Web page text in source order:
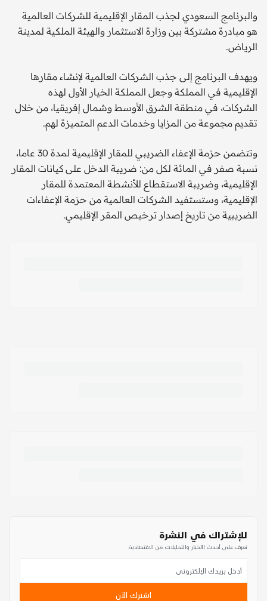
والبرنامج السعودي لجذب المقار الإقليمية للشركات العالمية
هو مبادرة مشتركة بين وزارة الاستثمار والهيئة الملكية لمدينة
الرياض.
ويهدف البرنامج إلى جذب الشركات العالمية لإنشاء مقارها
الإقليمية في المملكة وجعل المملكة الخيار الأول لهذه
الشركات، في منطقة الشرق الأوسط وشمال إفريقيا، من خلال
تقديم مجموعة من المزايا وخدمات الدعم المتميزة لهم.
وتتضمن حزمة الإعفاء الضريبي للمقار الإقليمية لمدة 30 عاما،
نسبة صفر في المائة لكل من: ضريبة الدخل على كيانات المقار
الإقليمية، وضريبة الاستقطاع للأنشطة المعتمدة للمقار
الإقليمية، وستستفيد الشركات العالمية من حزمة الإعفاءات
الضريبية من تاريخ إصدار ترخيص المقر الإقليمي.
للإشتراك في النشرة
تعرف على أحدث الأخبار والتحليلات من الاقتصادية
اشترك الآن